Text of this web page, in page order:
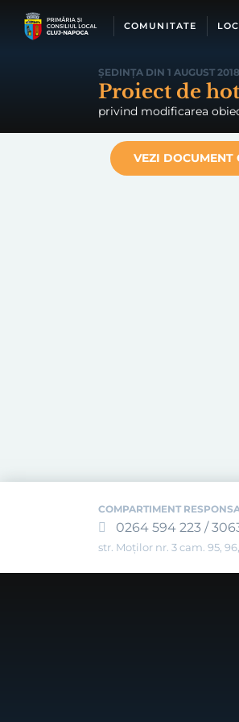
COMUNITATE
ȘEDINȚA DIN 1 AUGUST 2018
Proiect de
privind modificarea
VEZI DOCUMENT
COMPARTIMENT
0264 594 223 /
str. Moților nr. 3 cam. 95,